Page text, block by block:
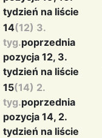
tydzień na liście
14(12) 3.
tyg.poprzednia
pozycja 12, 3.
tydzień na liście
15(14) 2.
tyg.poprzednia
pozycja 14, 2.
tydzień na liście